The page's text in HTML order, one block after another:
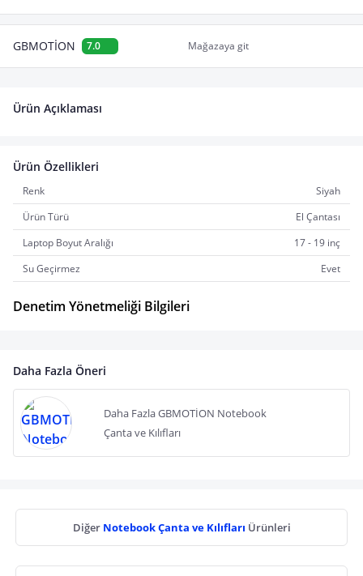
GBMOTİON 7.0 Mağazaya git
Ürün Açıklaması
Ürün Özellikleri
Renk
Siyah
Ürün Türü
El Çantası
Laptop Boyut Aralığı
17 - 19 inç
Su Geçirmez
Evet
Denetim Yönetmeliği Bilgileri
Daha Fazla Öneri
Daha Fazla GBMOTİON Notebook
Çanta ve Kılıfları
Diğer Notebook Çanta ve Kılıfları Ürünleri